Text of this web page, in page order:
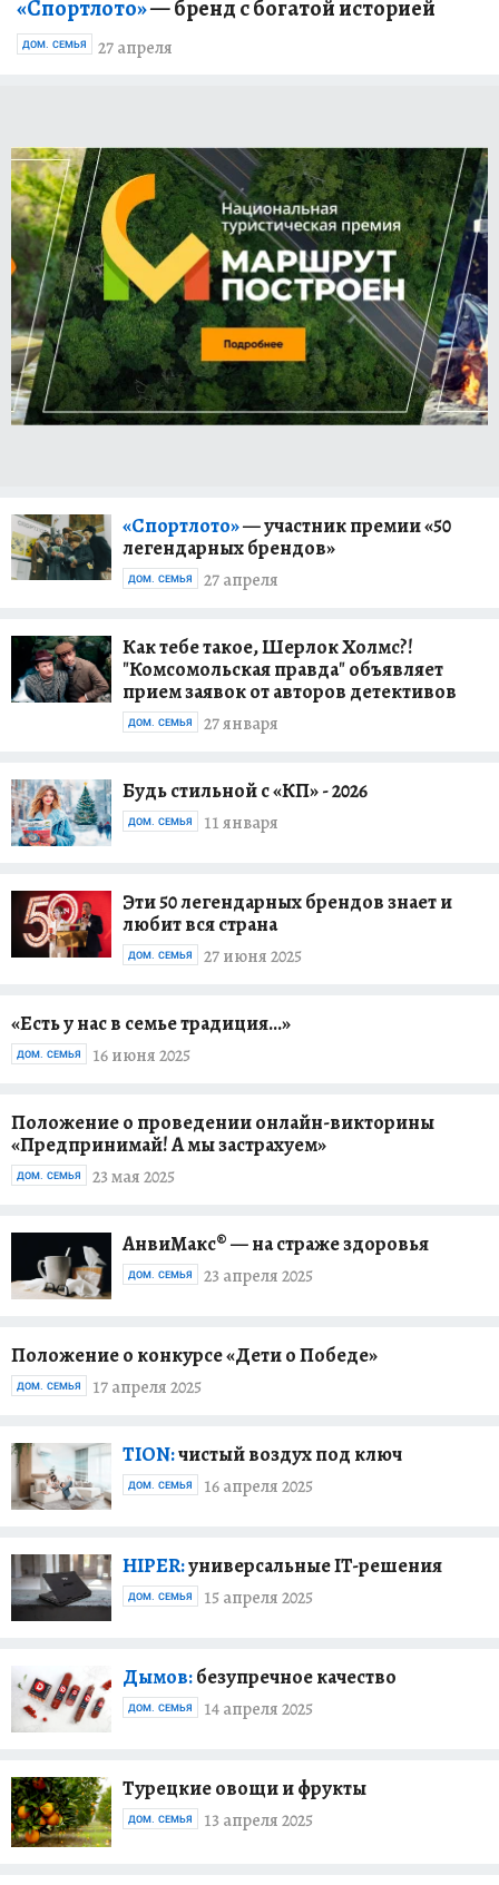
«Спортлото»— бренд с богатой историей
27 апреля
ДОМ. СЕМЬЯ
«Спортлото»— участник премии «50
легендарных брендов»
27 апреля
ДОМ. СЕМЬЯ
Как тебе такое, Шерлок Холмс?!
"Комсомольская правда" объявляет
прием заявок от авторов детективов
27 января
ДОМ. СЕМЬЯ
Будь стильной с «КП» - 2026
11 января
ДОМ. СЕМЬЯ
Эти 50 легендарных брендов знает и
любит вся страна
27 июня 2025
ДОМ. СЕМЬЯ
«Есть у нас в семье традиция…»
16 июня 2025
ДОМ. СЕМЬЯ
Положение о проведении онлайн-викторины
«Предпринимай! А мы застрахуем»
23 мая 2025
ДОМ. СЕМЬЯ
АнвиМакс® — на страже здоровья
23 апреля 2025
ДОМ. СЕМЬЯ
Положение о конкурсе «Дети о Победе»
17 апреля 2025
ДОМ. СЕМЬЯ
TION:чистый воздух под ключ
16 апреля 2025
ДОМ. СЕМЬЯ
HIPER:универсальные IT-решения
15 апреля 2025
ДОМ. СЕМЬЯ
Дымов:безупречное качество
14 апреля 2025
ДОМ. СЕМЬЯ
Турецкие овощи и фрукты
13 апреля 2025
ДОМ. СЕМЬЯ